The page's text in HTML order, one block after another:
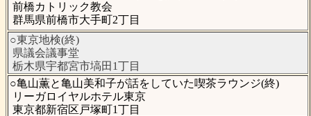
前橋カトリック教会
群馬県前橋市大手町2丁目
○東京地検(終)
県議会議事堂
栃木県宇都宮市塙田1丁目
○亀山薫と亀山美和子が話をしていた喫茶ラウンジ(終)
リーガロイヤルホテル東京
東京都新宿区戸塚町1丁目